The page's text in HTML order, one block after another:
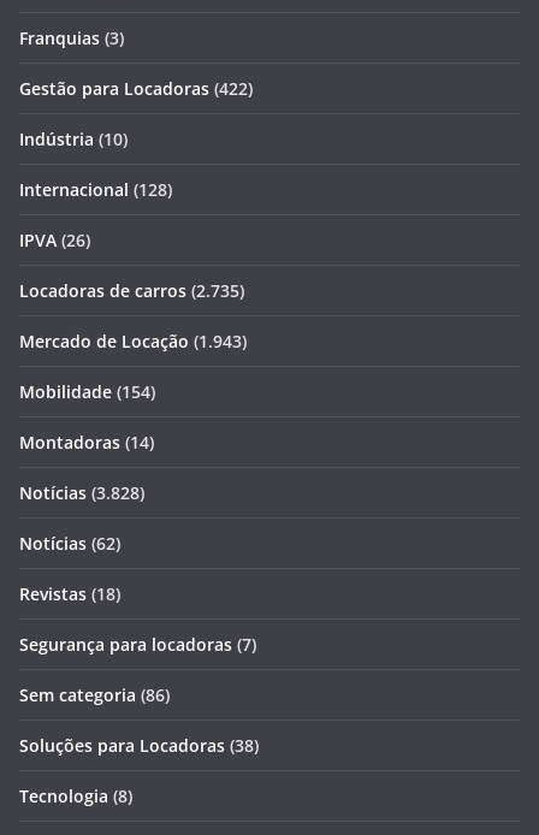
Franquias (3)
Gestão para Locadoras (422)
Indústria (10)
Internacional (128)
IPVA (26)
Locadoras de carros (2.735)
Mercado de Locação (1.943)
Mobilidade (154)
Montadoras (14)
Notícias (3.828)
Notícias (62)
Revistas (18)
Segurança para locadoras (7)
Sem categoria (86)
Soluções para Locadoras (38)
Tecnologia (8)